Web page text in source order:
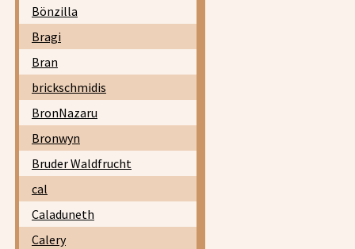
Bönzilla
Bragi
Bran
brickschmidis
BronNazaru
Bronwyn
Bruder Waldfrucht
cal
Caladuneth
Calery